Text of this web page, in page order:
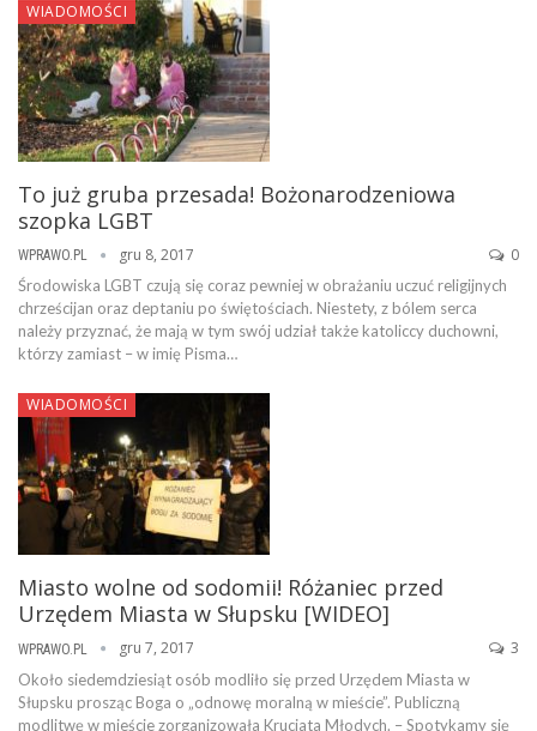
WIADOMOŚCI
To już gruba przesada! Bożonarodzeniowa
szopka LGBT
WPRAWO.PL gru 8, 2017 0
Środowiska LGBT czują się coraz pewniej w obrażaniu uczuć religijnych
chrześcijan oraz deptaniu po świętościach. Niestety, z bólem serca
należy przyznać, że mają w tym swój udział także katoliccy duchowni,
którzy zamiast – w imię Pisma…
WIADOMOŚCI
Miasto wolne od sodomii! Różaniec przed
Urzędem Miasta w Słupsku [WIDEO]
WPRAWO.PL gru 7, 2017 3
Około siedemdziesiąt osób modliło się przed Urzędem Miasta w
Słupsku prosząc Boga o „odnowę moralną w mieście”. Publiczną
modlitwę w mieście zorganizowała Krucjata Młodych. – Spotykamy się